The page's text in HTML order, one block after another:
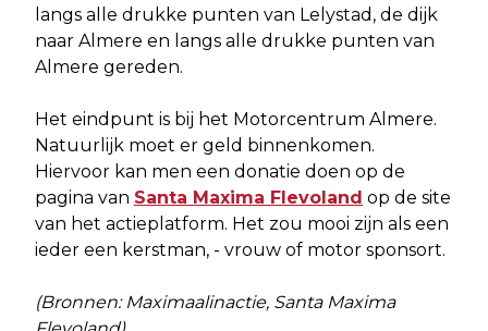
langs alle drukke punten van Lelystad, de dijk
naar Almere en langs alle drukke punten van
Almere gereden.
Het eindpunt is bij het Motorcentrum Almere.
Natuurlijk moet er geld binnenkomen.
Hiervoor kan men een donatie doen op de
pagina van Santa Maxima Flevoland op de site
van het actieplatform. Het zou mooi zijn als een
ieder een kerstman, - vrouw of motor sponsort.
(Bronnen: Maximaalinactie, Santa Maxima